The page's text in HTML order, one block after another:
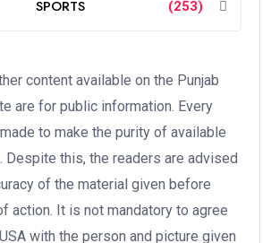
SPORTS (253)
content available on the Punjab
are for public information. Every
to make the purity of available
Despite this, the readers are advised
of the material given before
action. It is not mandatory to agree
with the person and picture given